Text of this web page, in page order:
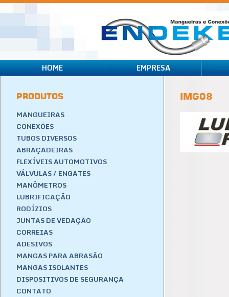
HOME EMPRESA
PRODUTOS
MANGUEIRAS
CONEXÕES
TUBOS DIVERSOS
ABRAÇADEIRAS
FLEXÍVEIS AUTOMOTIVOS
VÁLVULAS / ENGATES
MANÔMETROS
LUBRIFICAÇÃO
RODÍZIOS
JUNTAS DE VEDAÇÃO
CORREIAS
ADESIVOS
MANGAS PARA ABRASÃO
MANGAS ISOLANTES
DISPOSITIVOS DE SEGURANÇA
CONTATO
IMG08